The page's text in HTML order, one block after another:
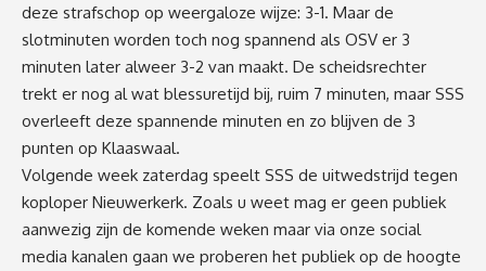
deze strafschop op weergaloze wijze: 3-1. Maar de
slotminuten worden toch nog spannend als OSV er 3
minuten later alweer 3-2 van maakt. De scheidsrechter
trekt er nog al wat blessuretijd bij, ruim 7 minuten, maar SSS
overleeft deze spannende minuten en zo blijven de 3
punten op Klaaswaal.
Volgende week zaterdag speelt SSS de uitwedstrijd tegen
koploper Nieuwerkerk. Zoals u weet mag er geen publiek
aanwezig zijn de komende weken maar via onze social
media kanalen gaan we proberen het publiek op de hoogte